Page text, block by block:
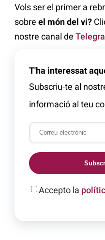
Vols ser el primer a
sobre el món del vi?
nostre canal de
T'ha interessat
Subscriu-te al
informació al teu
Accepto la